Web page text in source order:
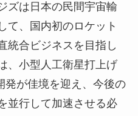
ズは日本の民間宇宙輸
て、国内初のロケット
統合ビジネスを目指し
、小型人工衛星打上げ
発が佳境を迎え、今後の
並行して加速させる必